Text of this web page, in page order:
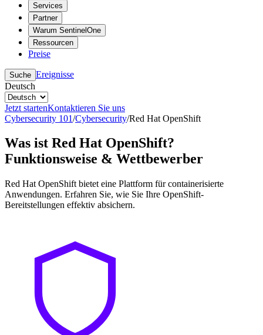
Services
Partner
Warum SentinelOne
Ressourcen
Preise
Suche Ereignisse
Deutsch
Jetzt startenKontaktieren Sie uns
Cybersecurity 101/Cybersecurity/Red Hat OpenShift
Was ist Red Hat OpenShift?
Funktionsweise & Wettbewerber
Red Hat OpenShift bietet eine Plattform für containerisierte
Anwendungen. Erfahren Sie, wie Sie Ihre OpenShift-
Bereitstellungen effektiv absichern.